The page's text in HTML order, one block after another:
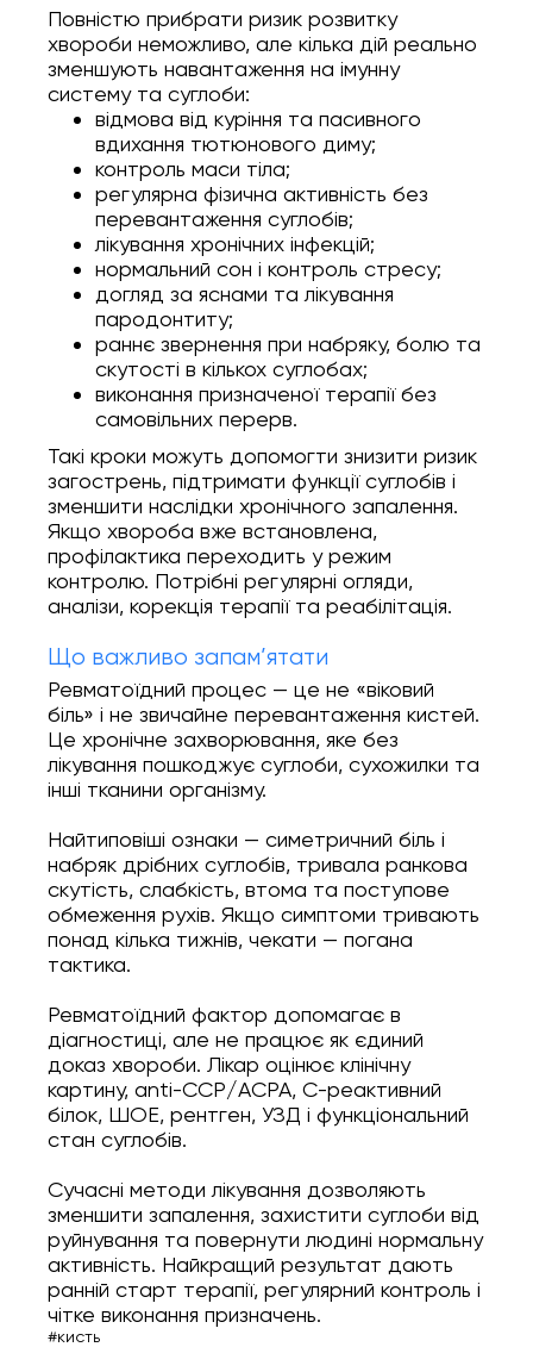
Повністю прибрати ризик розвитку
хвороби неможливо, але кілька дій реально
зменшують навантаження на імунну
систему та суглоби:
відмова від куріння та пасивного
вдихання тютюнового диму;
контроль маси тіла;
регулярна фізична активність без
перевантаження суглобів;
лікування хронічних інфекцій;
нормальний сон і контроль стресу;
догляд за яснами та лікування
пародонтиту;
раннє звернення при набряку, болю та
скутості в кількох суглобах;
виконання призначеної терапії без
самовільних перерв.
Такі кроки можуть допомогти знизити ризик
загострень, підтримати функції суглобів і
зменшити наслідки хронічного запалення.
Якщо хвороба вже встановлена,
профілактика переходить у режим
контролю. Потрібні регулярні огляди,
аналізи, корекція терапії та реабілітація.
Що важливо запам’ятати
Ревматоїдний процес — це не «віковий
біль» і не звичайне перевантаження кистей.
Це хронічне захворювання, яке без
лікування пошкоджує суглоби, сухожилки та
інші тканини організму.
Найтиповіші ознаки — симетричний біль і
набряк дрібних суглобів, тривала ранкова
скутість, слабкість, втома та поступове
обмеження рухів. Якщо симптоми тривають
понад кілька тижнів, чекати — погана
тактика.
Ревматоїдний фактор допомагає в
діагностиці, але не працює як єдиний
доказ хвороби. Лікар оцінює клінічну
картину, anti-CCP/ACPA, С-реактивний
білок, ШОЕ, рентген, УЗД і функціональний
стан суглобів.
Сучасні методи лікування дозволяють
зменшити запалення, захистити суглоби від
руйнування та повернути людині нормальну
активність. Найкращий результат дають
ранній старт терапії, регулярний контроль і
чітке виконання призначень.
#кисть